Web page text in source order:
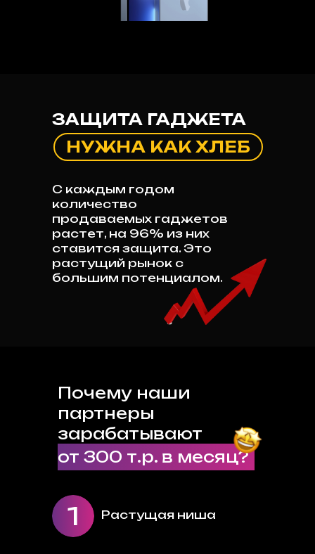
ЗАЩИТА ГАДЖЕТА
С каждым годом
количество
продаваемых гаджетов
растет, на 96% из них
ставится защита. Это
растущий рынок с
большим потенциалом.
НУЖНА КАК ХЛЕБ
от 300 т.р. в месяц?
Почему наши
партнеры
зарабатывают
Растущая ниша
1